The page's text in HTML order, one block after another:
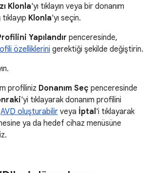
Klonla'yı tıklayın veya bir donanım
Klonla'yı seçin.
Yapılandır penceresinde,
özelliklerini gerektiği şekilde değiştirin.
profiliniz Donanım Seç penceresinde
'yi tıklayarak donanım profilini
AVD oluşturabilir veya İptal 'i tıklayarak
ya da hedef cihaz menüsüne